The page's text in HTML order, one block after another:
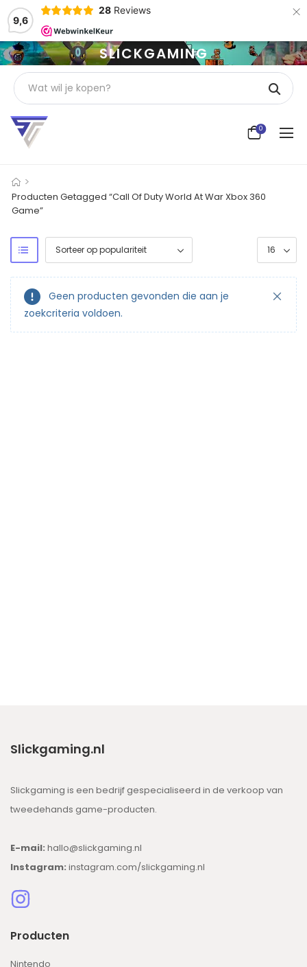
9,6
28 Reviews ×
SLICKGAMING
0
>
Producten Getagged “Call Of Duty World At War Xbox 360
Game”
Geen producten gevonden die aan je
zoekcriteria voldoen.
Slickgaming.nl
Slickgaming is een bedrijf gespecialiseerd in de verkoop van
tweedehands game-producten.
E-mail: hallo@slickgaming.nl
Instagram: instagram.com/slickgaming.nl
Producten
Nintendo